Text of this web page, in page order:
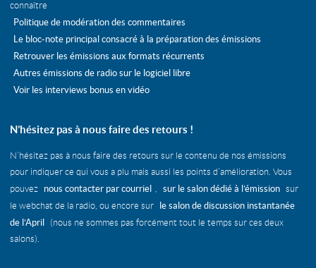
connaître
Politique de modération des commentaires
Le bloc-note principal consacré à la préparation des émissions
Retrouver les émissions aux formats récurrents
Autres émissions de radio sur le logiciel libre
Voir les interviews bonus en vidéo
N’hésitez pas à nous faire des retours !
N’hésitez pas à nous faire des retours sur le contenu de nos émissions
pour indiquer ce qui vous a plu mais aussi les points d’amélioration. Vous
pouvez
nous contacter par courriel , sur le salon dédié à l’émission sur
le webchat de la radio, ou encore sur
le salon de discussion instantanée
de l’April
(nous ne sommes pas forcément tout le temps sur ces deux
salons).